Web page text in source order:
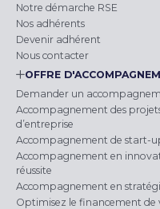
Notre démarche RSE
Nos adhérents
Devenir adhérent
Nous contacter
OFFRE
Demander un
Accompagnement des
d’entreprise
Accompagnement de start-
Accompagnement en
réussite
Accompagnement en
Optimisez le financement